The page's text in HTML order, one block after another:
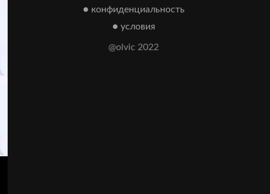
● конфиденциальность
● условия
@olvic 2022